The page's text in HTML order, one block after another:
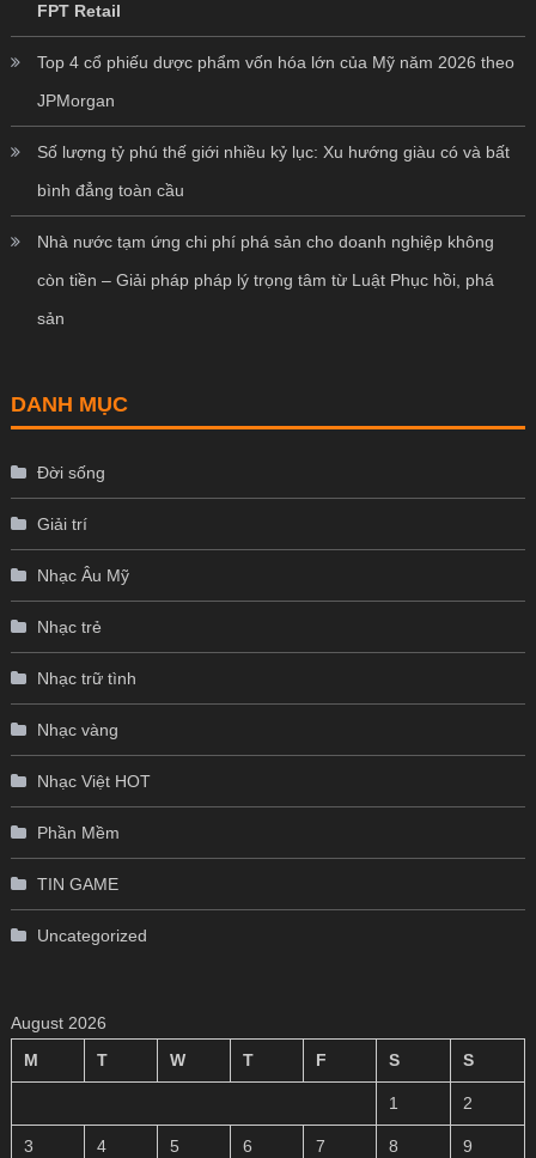
FPT Retail
Top 4 cổ phiếu dược phẩm vốn hóa lớn của Mỹ năm 2026 theo
JPMorgan
Số lượng tỷ phú thế giới nhiều kỷ lục: Xu hướng giàu có và bất
bình đẳng toàn cầu
Nhà nước tạm ứng chi phí phá sản cho doanh nghiệp không
còn tiền – Giải pháp pháp lý trọng tâm từ Luật Phục hồi, phá
sản
DANH MỤC
Đời sống
Giải trí
Nhạc Âu Mỹ
Nhạc trẻ
Nhạc trữ tình
Nhạc vàng
Nhạc Việt HOT
Phần Mềm
TIN GAME
Uncategorized
August 2026
M
T W T F S S
1 2
3 4 5 6 7 8 9